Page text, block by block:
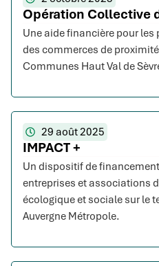
Opération Collective
Une aide financière pour
des commerces de
Communes Haut Val de
29 août 2025
IMPACT +
Un dispositif de
entreprises et associations
écologique et sociale sur le
Auvergne Métropole.